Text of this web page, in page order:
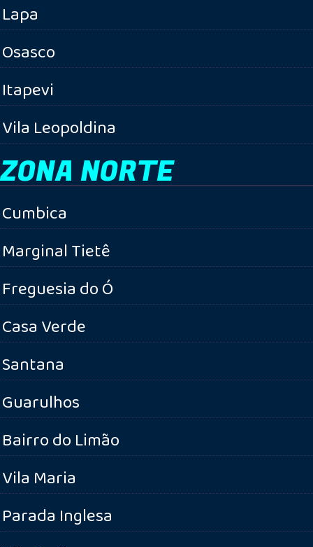
Lapa
Osasco
Itapevi
Vila Leopoldina
ZONA NORTE
Cumbica
Marginal Tietê
Freguesia do Ó
Casa Verde
Santana
Guarulhos
Bairro do Limão
Vila Maria
Parada Inglesa